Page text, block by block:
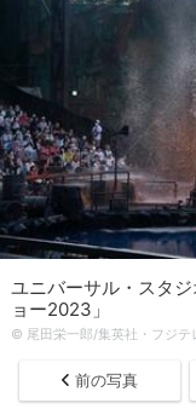
ユニバーサル・スタ
ョー2023」
© 尾田栄一郎/集英社・フジテ
前の写真